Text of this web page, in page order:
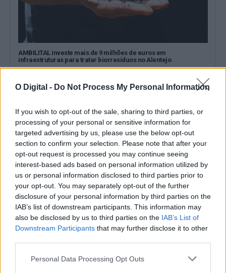
O Digital - Do Not Process My Personal Information
If you wish to opt-out of the sale, sharing to third parties, or
processing of your personal or sensitive information for
targeted advertising by us, please use the below opt-out
section to confirm your selection. Please note that after your
opt-out request is processed you may continue seeing
interest-based ads based on personal information utilized by
us or personal information disclosed to third parties prior to
your opt-out. You may separately opt-out of the further
disclosure of your personal information by third parties on the
IAB’s list of downstream participants. This information may
also be disclosed by us to third parties on the IAB’s List of
Downstream Participants that may further disclose it to other
Personal Data Processing Opt Outs
AMBILITAL investe mais de 9 milhões de euros em
infraestruturas para tratar biorresíduos no Alentejo
A AMBILITAL está a construir novas infraestruturas de
31 Julho, 2026 - 16:00
afetada por alegada poluição de fábrica
numa aldeia do concelho...